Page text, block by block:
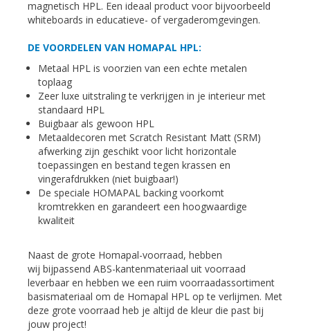
magnetisch HPL. Een ideaal product voor bijvoorbeeld
whiteboards in educatieve- of vergaderomgevingen.
DE VOORDELEN VAN HOMAPAL HPL:
Metaal HPL is voorzien van een echte metalen
toplaag
Zeer luxe uitstraling te verkrijgen in je interieur met
standaard HPL
Buigbaar als gewoon HPL
Metaaldecoren met Scratch Resistant Matt (SRM)
afwerking zijn geschikt voor licht horizontale
toepassingen en bestand tegen krassen en
vingerafdrukken (niet buigbaar!)
De speciale HOMAPAL backing voorkomt
kromtrekken en garandeert een hoogwaardige
kwaliteit
Naast de grote Homapal-voorraad, hebben
wij bijpassend ABS-kantenmateriaal uit voorraad
leverbaar en hebben we een ruim voorraadassortiment
basismateriaal om de Homapal HPL op te verlijmen. Met
deze grote voorraad heb je altijd de kleur die past bij
jouw project!